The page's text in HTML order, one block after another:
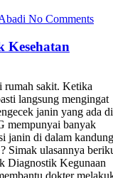
No Comments
Kesehatan
rumah sakit. Ketika
langsung mengingat
janin yang ada di
mempunyai banyak
janin di dalam
Simak ulasannya
Kegunaan